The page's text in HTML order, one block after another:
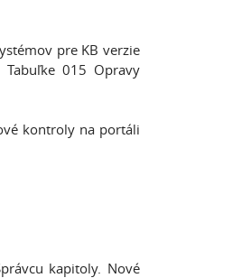
pre KB verzie
015 Opravy
kontroly na portáli
kapitoly. Nové